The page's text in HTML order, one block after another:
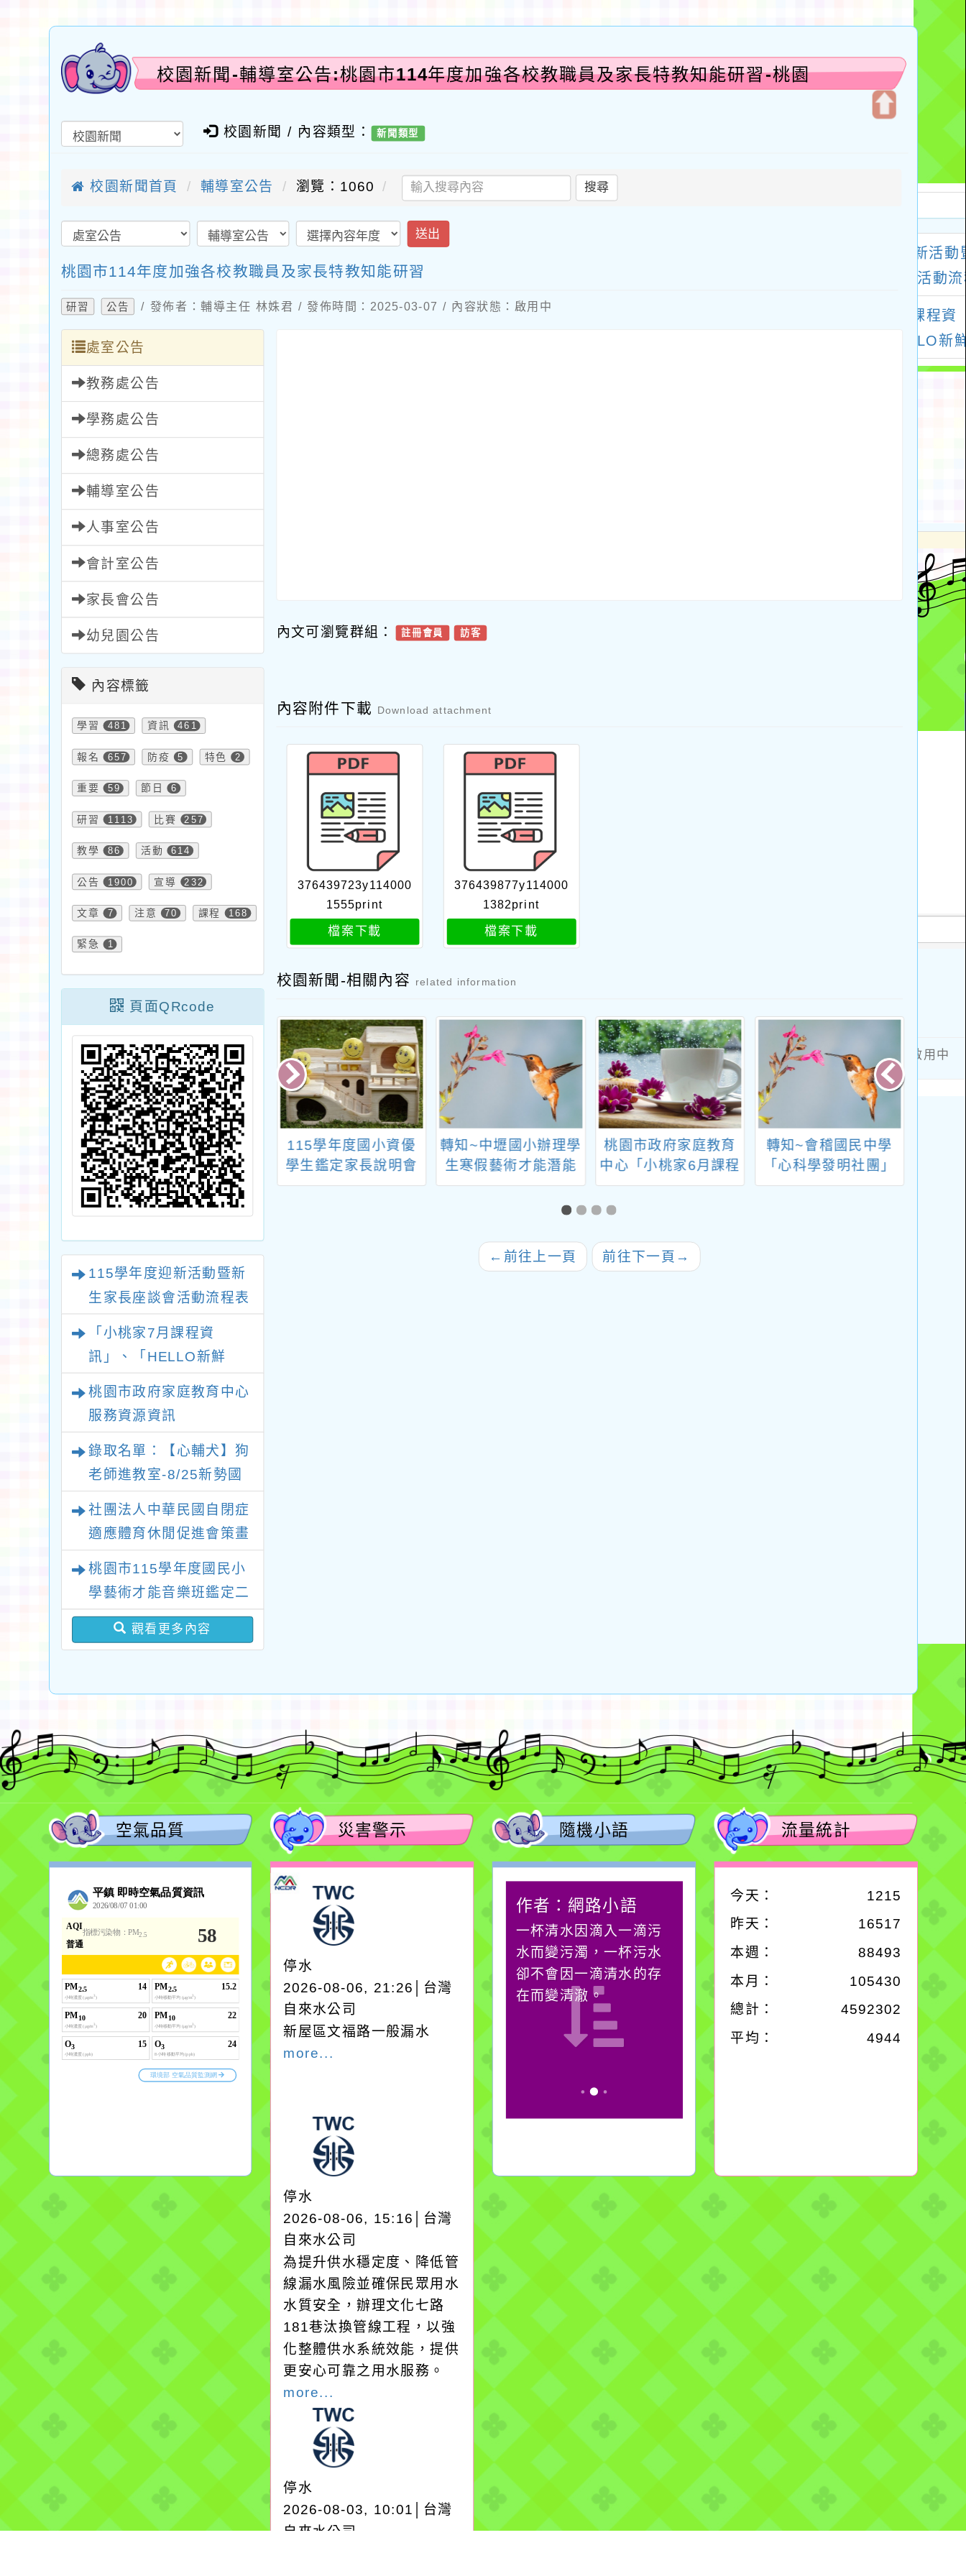
校園新聞-輔導室公告:桃園市114年度加強各校教職員及家長特教知能研習-桃園
校園新聞 / 內容類型： 新聞類型
校園新聞首頁 輔導室公告 瀏覽：1060 搜尋
送出
桃園市114年度加強各校教職員及家長特教知能研習
研習 公告 / 發佈者：輔導主任 林姝君 / 發佈時間：2025-03-07 / 內容狀態：啟用中
處室公告
教務處公告
學務處公告
總務處公告
輔導室公告
人事室公告
會計室公告
家長會公告
幼兒園公告
內容標籤
學習 481 資訊 461
報名 657 防疫 5 特色 2
重要 59 節日 6
研習 1113 比賽 257
教學 86 活動 614
公告 1900 宣導 232
文章 7 注意 70 課程 168
緊急 1
頁面QRcode
115學年度迎新活動暨新
生家長座談會活動流程表
「小桃家7月課程資
訊」、「HELLO新鮮
坊」、「祖孫樂淘桃創意
照片徵件活動」
桃園市政府家庭教育中心
服務資源資訊
錄取名單：【心輔犬】狗
老師進教室-8/25新勢國
社團法人中華民國自閉症
適應體育休閒促進會策畫
辦理2026新北市第十二
屆“點亮星光、愛心永傳”
關懷自閉症公益路跑活動
桃園市115學年度國民小
學藝術才能音樂班鑑定二
次招生 新勢國小鑑定結
果-錄取公告
觀看更多內容
內文可瀏覽群組： 註冊會員 訪客
內容附件下載 Download attachment
376439723y114000
1555print
檔案下載
376439877y114000
1382print
檔案下載
校園新聞-相關內容 related information
小附設幼兒園
年度身心障礙
育學生助理員
114年度教師家庭教
育輔導增能研習計畫
實體工作坊
115學年度國小資優
學生鑑定家長說明會
轉知~中壢國小辦理學
生寒假藝術才能潛能
營活動
桃園市政府家庭教育
中心「小桃家6月課程
資訊」、「預約幸福
生活-婚前教育工作
列講座」、「2026開
心Fun暑假，家庭好
轉知~會稽國民中學
「心科學發明社團」
課程簡章
← 前往上一頁 前往下一頁 →
空氣品質 災害警示
停水
2026-08-06, 21:26│台灣
自來水公司
新屋區文福路一般漏水
more...
停水
2026-08-06, 15:16│台灣
自來水公司
為提升供水穩定度、降低管
線漏水風險並確保民眾用水
水質安全，辦理文化七路
181巷汰換管線工程，以強
化整體供水系統效能，提供
更安心可靠之用水服務。
more...
停水
2026-08-03, 10:01│台灣
自來水公司
隨機小語
作者：網路小語
生活是一面鏡子。你對
作者：網路小語
一杯清水因滴入一滴污
水而變污濁，一杯污水
卻不會因一滴清水的存
在而變清澈。
作者：網路小語
在實現理想的路途中，
必須排除一切干擾，特
別是要看清那些美麗的
流量統計
今天：
1215
昨天：
16517
本週： 88493
本月： 105430
總計： 4592302
平均： 4944